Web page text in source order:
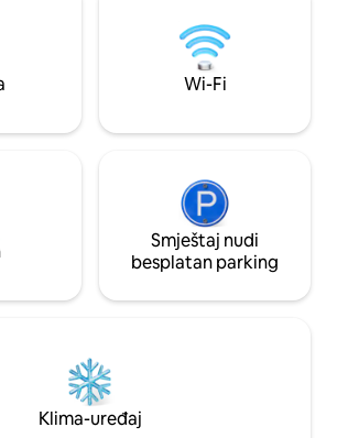
parking na 50 m.
pri odlasku): •⁠
za prva 4 noćenja.
Wi-Fi
Smještaj nudi
besplatan parking
Klima-uređaj